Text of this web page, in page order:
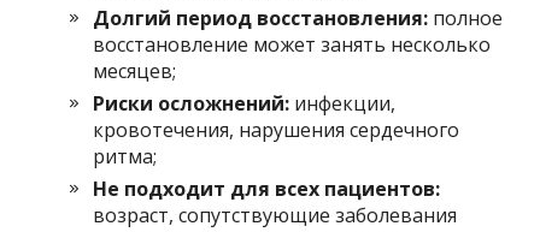
Долгий период восстановления: полное
восстановление может занять несколько
месяцев;
Риски осложнений: инфекции,
кровотечения, нарушения сердечного
ритма;
Не подходит для всех пациентов:
возраст, сопутствующие заболевания